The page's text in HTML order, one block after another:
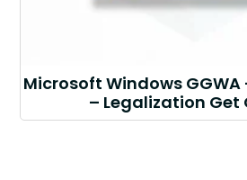
Microsoft Windows GGWA
– Legalization Get